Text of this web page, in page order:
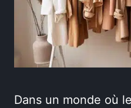
Dans un monde où